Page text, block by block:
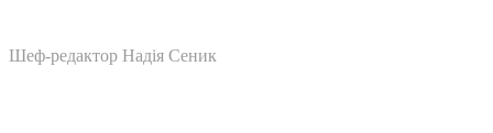
Шеф-редактор Надія Сеник